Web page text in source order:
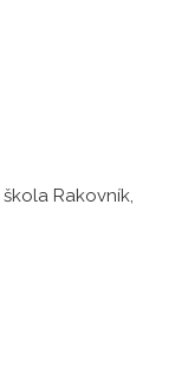
Rakovník,